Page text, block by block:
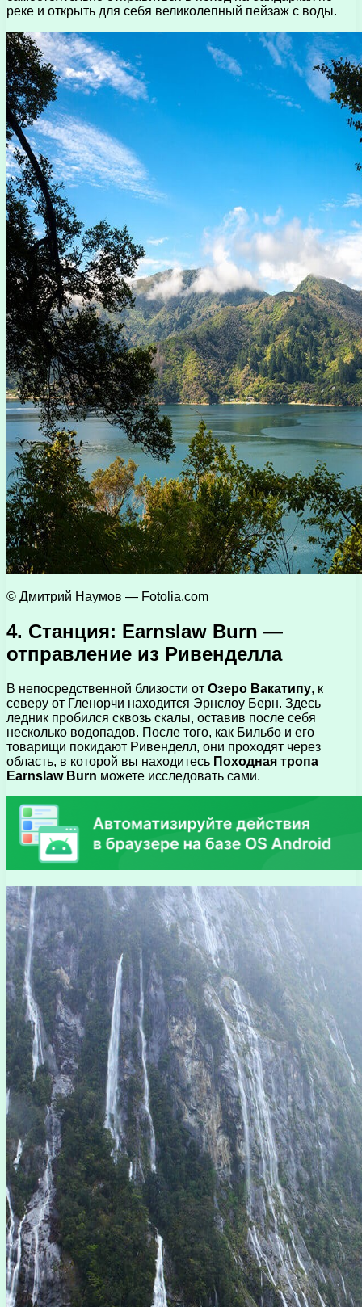
реке и открыть для себя великолепный пейзаж с воды.
© Дмитрий Наумов — Fotolia.com
4. Станция: Earnslaw Burn —
отправление из Ривенделла
В непосредственной близости от Озеро Вакатипу, к
северу от Гленорчи находится Эрнслоу Берн. Здесь
ледник пробился сквозь скалы, оставив после себя
несколько водопадов. После того, как Бильбо и его
товарищи покидают Ривенделл, они проходят через
область, в которой вы находитесь Походная тропа
Earnslaw Burn можете исследовать сами.